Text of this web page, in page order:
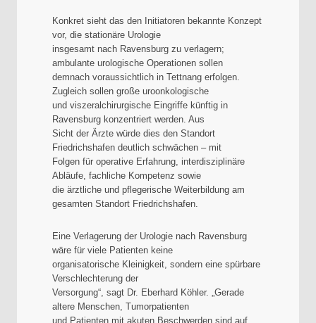
Konkret sieht das den Initiatoren bekannte Konzept
vor, die stationäre Urologie
insgesamt nach Ravensburg zu verlagern;
ambulante urologische Operationen sollen
demnach voraussichtlich in Tettnang erfolgen.
Zugleich sollen große uroonkologische
und viszeralchirurgische Eingriffe künftig in
Ravensburg konzentriert werden. Aus
Sicht der Ärzte würde dies den Standort
Friedrichshafen deutlich schwächen – mit
Folgen für operative Erfahrung, interdisziplinäre
Abläufe, fachliche Kompetenz sowie
die ärztliche und pflegerische Weiterbildung am
gesamten Standort Friedrichshafen.
Eine Verlagerung der Urologie nach Ravensburg
wäre für viele Patienten keine
organisatorische Kleinigkeit, sondern eine spürbare
Verschlechterung der
Versorgung“, sagt Dr. Eberhard Köhler. „Gerade
altere Menschen, Tumorpatienten
und Patienten mit akuten Beschwerden sind auf